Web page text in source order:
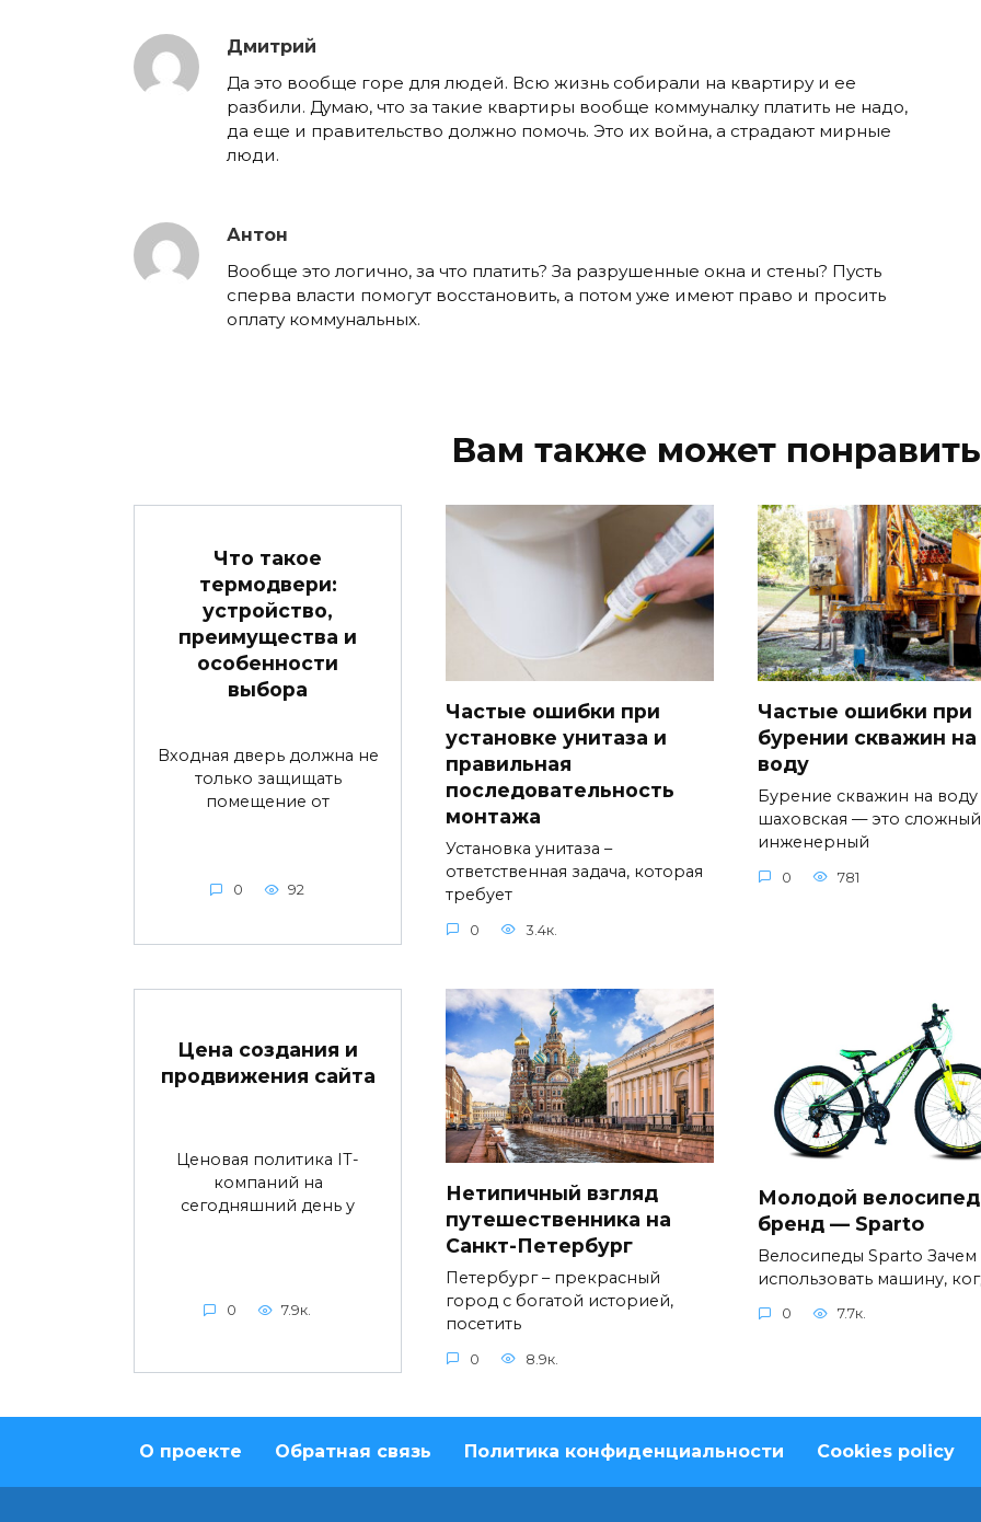
Дмитрий
Да это вообще горе для людей. Всю жизнь собирали на квартиру и ее
разбили. Думаю, что за такие квартиры вообще коммуналку платить не надо,
да еще и правительство должно помочь. Это их война, а страдают мирные
люди.
Антон
Вообще это логично, за что платить? За разрушенные окна и стены? Пусть
сперва власти помогут восстановить, а потом уже имеют право и просить
оплату коммунальных.
Вам также может
Что такое
термодвери:
устройство,
преимущества и
особенности
выбора
Входная дверь должна не
только защищать
помещение от
0 92
Частые ошибки при
установке унитаза и
правильная
последовательность
монтажа
Установка унитаза –
ответственная задача, которая
требует
0 3.4к.
Частые ошибки при
бурении скважин на
воду
Бурение скважин на воду
шаховская — это сложный
инженерный
0 781
Цена создания и
продвижения сайта
Ценовая политика IT-
компаний на
сегодняшний день у
0 7.9к.
Нетипичный взгляд
путешественника на
Санкт-Петербург
Петербург – прекрасный
город с богатой историей,
посетить
0 8.9к.
Молодой
бренд — Sparto
Велосипеды Sparto Зачем
использовать машину,
0 7.7к.
О проекте Обратная связь Политика конфиденциальности Cookies policy